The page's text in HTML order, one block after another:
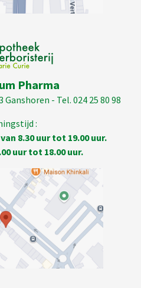
Pharma
Ganshoren - Tel. 024 25 80 98
:
8.30 uur tot 19.00 uur.
uur tot 18.00 uur.